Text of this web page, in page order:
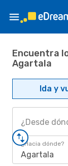
Encuentra
Agartala
Ida y
¿Desde
¿Hacia dónde?
Agartala